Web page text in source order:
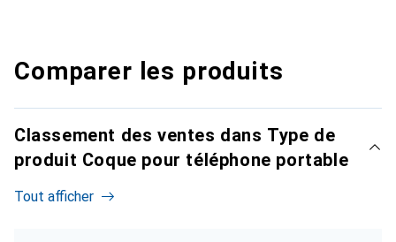
Comparer les produits
Classement des ventes dans Type de
produit Coque pour téléphone portable
Tout afficher